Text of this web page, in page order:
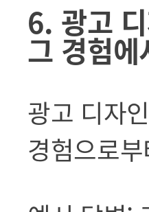
6. 광고
그 경험
광고 디자
경험으로